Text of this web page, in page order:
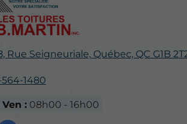
Rue Seigneuriale, Québec, QC G1B
564-1480
:08h00 - 16h00